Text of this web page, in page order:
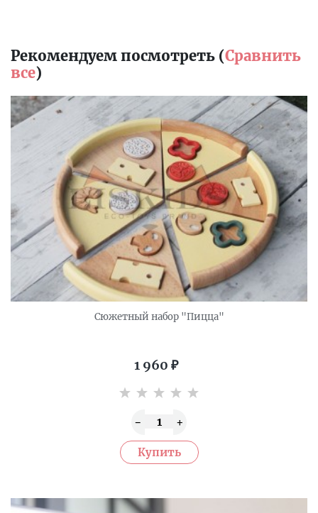
Рекомендуем посмотреть (Сравнить
все)
Сюжетный набор "Пицца"
1 960 ₽